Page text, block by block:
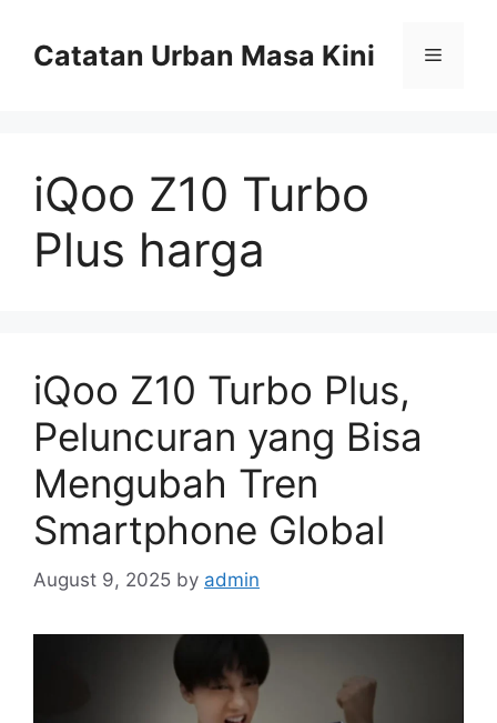
contentCatatan Urban Masa Kini Menu
iQoo Z10 Turbo
Plus harga
iQoo Z10 Turbo Plus,
Peluncuran yang Bisa
Mengubah Tren
Smartphone Global
August 9, 2025 by admin